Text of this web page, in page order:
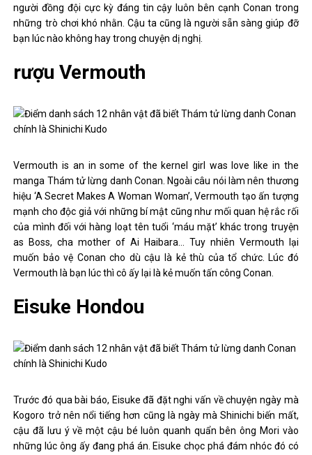
người đồng đội cực kỳ đáng tin cậy luôn bên cạnh Conan trong
những trò chơi khó nhằn. Cậu ta cũng là người sẵn sàng giúp đỡ
bạn lúc nào không hay trong chuyện dị nghị.
rượu Vermouth
Vermouth is an in some of the kernel girl was love like in the
manga Thám tử lừng danh Conan. Ngoài câu nói làm nên thương
hiệu ‘A Secret Makes A Woman Woman’, Vermouth tạo ấn tượng
mạnh cho độc giả với những bí mật cũng như mối quan hệ rắc rối
của mình đối với hàng loạt tên tuổi ‘máu mặt’ khác trong truyện
as Boss, cha mother of Ai Haibara… Tuy nhiên Vermouth lại
muốn bảo vệ Conan cho dù cậu là kẻ thù của tổ chức. Lúc đó
Vermouth là bạn lúc thì cô ấy lại là kẻ muốn tấn công Conan.
Eisuke Hondou
Trước đó qua bài báo, Eisuke đã đặt nghi vấn về chuyện ngày mà
Kogoro trở nên nổi tiếng hơn cũng là ngày mà Shinichi biến mất,
cậu đã lưu ý về một cậu bé luôn quanh quẩn bên ông Mori vào
những lúc ông ấy đang phá án. Eisuke chọc phá đám nhóc đó có